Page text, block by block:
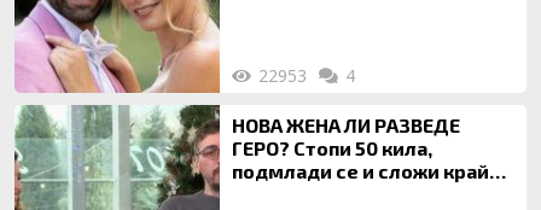
22953 4
НОВА ЖЕНА ЛИ РАЗВЕДЕ
ГЕРО? Стопи 50 кила,
подмлади се и сложи край